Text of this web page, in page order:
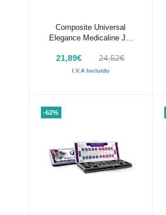
Añadir al carrito
Composite Universal
Elegance Medicaline Jer
21,89€ 24,52€
I.V.A Incluido
-62%